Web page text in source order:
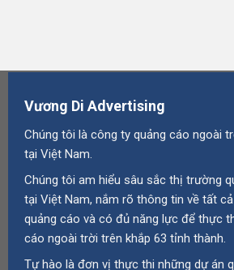
Vương Di Advertising
Chúng tôi là công ty quảng cáo ngoài
tại Việt Nam.
Chúng tôi am hiểu sâu sắc thị trường
tại Việt Nam, nắm rõ thông tin về tất
quảng cáo và có đủ năng lực để thực
cáo ngoài trời trên khắp 63 tỉnh thành.
Tự hào là đơn vị thực thi những dự án